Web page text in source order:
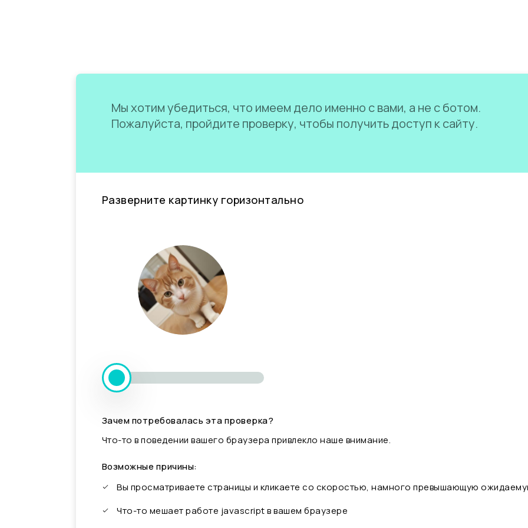
Мы хотим убедиться, что имеем дело именно с вами, а не с ботом.
Пожалуйста, пройдите проверку, чтобы получить доступ к сайту.
Разверните картинку горизонтально
Зачем потребовалась эта проверка?
Что-то в поведении вашего браузера привлекло наше внимание.
Возможные причины:
Вы просматриваете страницы и кликаете со скоростью, намного превышающую
Что-то мешает работе javascript в вашем браузере